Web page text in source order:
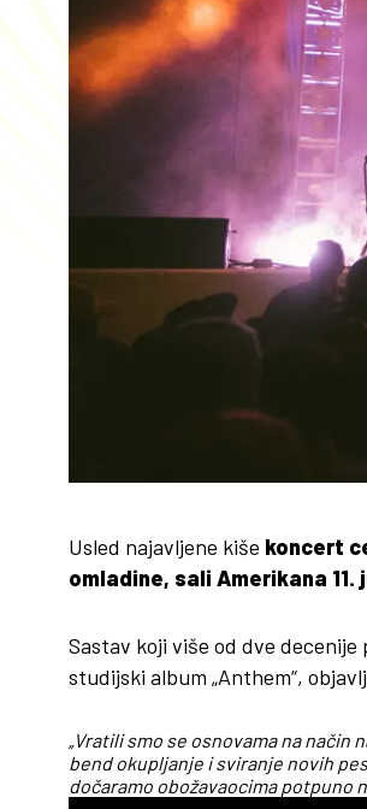
Usled najavljene kiše koncert
omladine, sali Amerikana 11.
Sastav koji više od dve
studijski album „Anthem“,
„Vratili smo se osnovama na
bend okupljanje i sviranje novih
dočaramo obožavaocima potpuno